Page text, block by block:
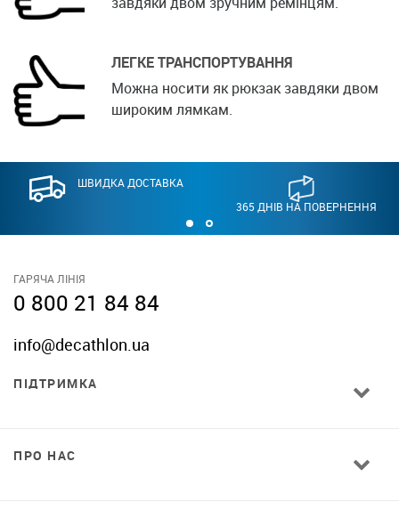
ЛЕГКЕ ТРАНСПОРТУВАННЯ
Можна носити як рюкзак завдяки двом
широким лямкам.
ШВИДКА ДОСТАВКА
365 ДНІВ НА ПОВЕРНЕННЯ
ГАРЯЧА ЛІНІЯ
0 800 21 84 84
info@decathlon.ua
ПІДТРИМКА
ПРО НАС